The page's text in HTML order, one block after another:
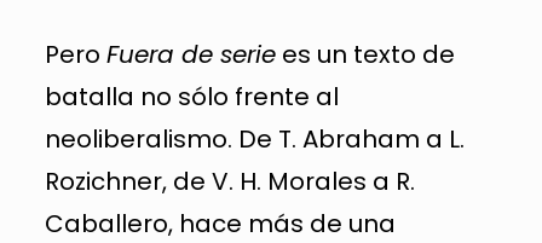
Pero Fuera de seriees un texto de
batalla no sólo frente al
neoliberalismo. De T. Abraham a L.
Rozichner, de V. H. Morales a R.
Caballero, hace más de una